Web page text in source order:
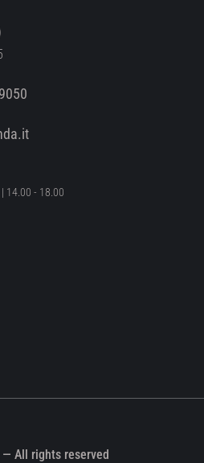
14.00 - 18.00
All rights reserved